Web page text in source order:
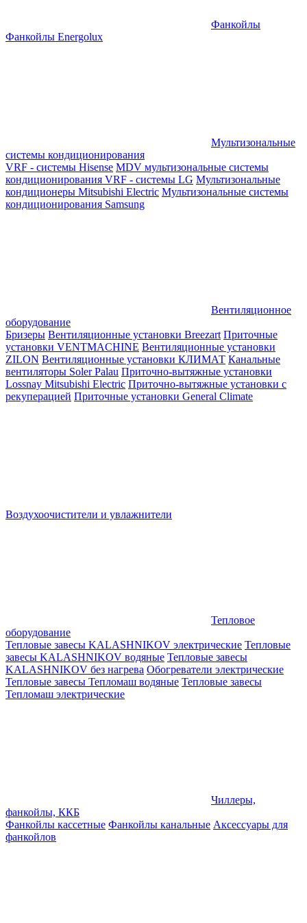
Фанкойлы
Фанкойлы Energolux
Мультизональные
системы кондиционирования
VRF - системы Hisense MDV мультизональные системы
кондиционирования VRF - системы LG Мультизональные
кондиционеры Mitsubishi Electric Мультизональные системы
кондиционирования Samsung
Вентиляционное
оборудование
Бризеры Вентиляционные установки Breezart Приточные
установки VENTMACHINE Вентиляционные установки
ZILON Вентиляционные установки КЛИМАТ Канальные
вентиляторы Soler Palau Приточно-вытяжные установки
Lossnay Mitsubishi Electric Приточно-вытяжные установки с
рекуперацией Приточные установки General Climate
Воздухоочистители и увлажнители
Тепловое
оборудование
Тепловые завесы KALASHNIKOV электрические Тепловые
завесы KALASHNIKOV водяные Тепловые завесы
KALASHNIKOV без нагрева Обогреватели электрические
Тепловые завесы Тепломаш водяные Тепловые завесы
Тепломаш электрические
Чиллеры,
фанкойлы, ККБ
Фанкойлы кассетные Фанкойлы канальные Аксессуары для
фанкойлов